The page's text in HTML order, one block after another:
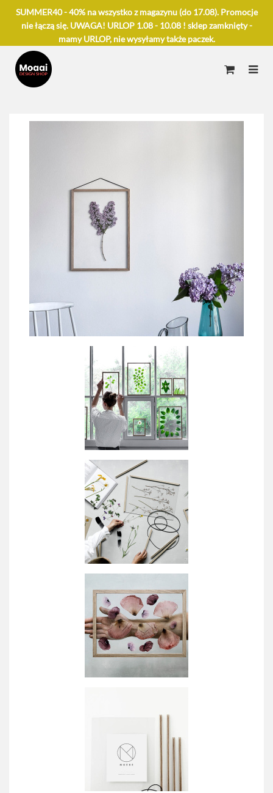
SUMMER40 - 40% na wszystko z magazynu (do 17.08). Promocje
nie łączą się. UWAGA! URLOP 1.08 - 10.08 ! sklep zamknięty -
mamy URLOP, nie wysyłamy także paczek.